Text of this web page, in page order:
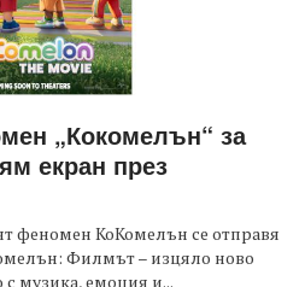
„Кокомелън“ за
екран през
феномен КоКомелън се отправя
Филмът – изцяло ново
музика, емоция и...